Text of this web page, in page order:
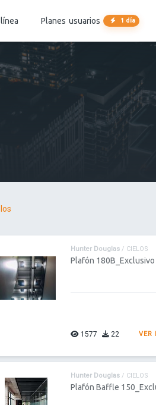
Planes usuarios 1 día
Hunter Douglas / CIELOS
Plafón
1577 22 VER
Hunter Douglas / CIELOS
Plafón Baffle